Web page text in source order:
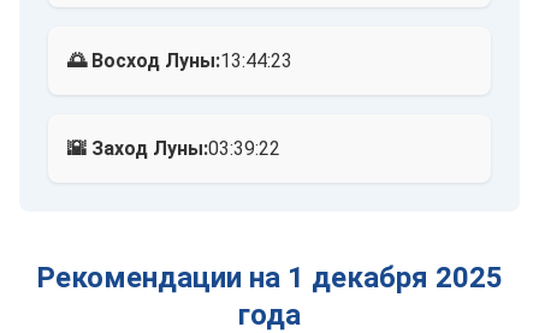
🌅 Восход Луны:13:44:23
🌇 Заход Луны:03:39:22
Рекомендации на 1 декабря 2025
года